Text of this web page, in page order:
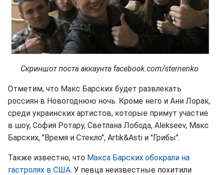
Скриншот поста аккаунта facebook.com/sternenko
Отметим, что Макс Барских будет развлекать
россиян в Новогоднюю ночь. Кроме него и Ани Лорак,
среди украинских артистов, которые примут участие
в шоу, София Ротару, Светлана Лобода, Alekseev, Макс
Барских, "Время и Стекло", Artik&Asti и "Грибы".
Также известно, что Макса Барских обокрали на
гастролях в США. У певца неизвестные похитили